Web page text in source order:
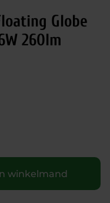
Globe
260lm
winkelmand